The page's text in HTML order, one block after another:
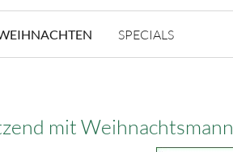
SPECIALS
mit Weihnachtsmann